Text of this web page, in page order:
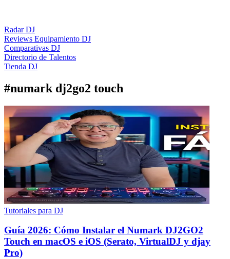
Radar DJ
Reviews Equipamiento DJ
Comparativas DJ
Directorio de Talentos
Tienda DJ
#numark dj2go2 touch
Tutoriales para DJ
Guía 2026: Cómo Instalar el Numark DJ2GO2
Touch en macOS e iOS (Serato, VirtualDJ y djay
Pro)